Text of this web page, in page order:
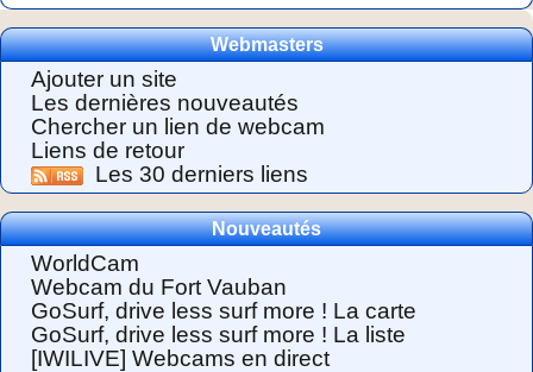
Webmasters
Ajouter un site
Les dernières nouveautés
Chercher un lien de webcam
Liens de retour
Les 30 derniers liens
Nouveautés
WorldCam
Webcam du Fort Vauban
GoSurf, drive less surf more ! La carte
GoSurf, drive less surf more ! La liste
[IWILIVE] Webcams en direct